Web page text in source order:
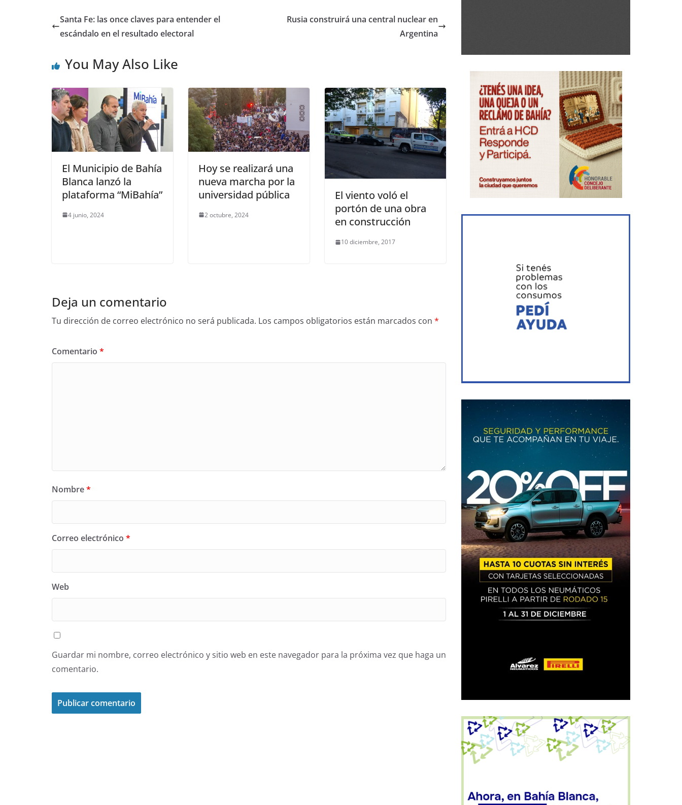
Santa Fe: las once claves para entender el
escándalo en el resultado electoral
Rusia construirá una central nuclear en
Argentina
You May Also Like
El Municipio de Bahía
Blanca lanzó la
plataforma “MiBahía”
4 junio, 2024
Hoy se realizará una
nueva marcha por la
universidad pública
2 octubre, 2024
El viento voló el
portón de una obra
en construcción
10 diciembre, 2017
Deja un comentario
Tu dirección de correo electrónico no será publicada. Los campos obligatorios están marcados con *
Comentario *
Nombre*
Correo electrónico *
Web
Guardar mi nombre, correo electrónico y sitio web en este navegador para la próxima vez que haga un
comentario.